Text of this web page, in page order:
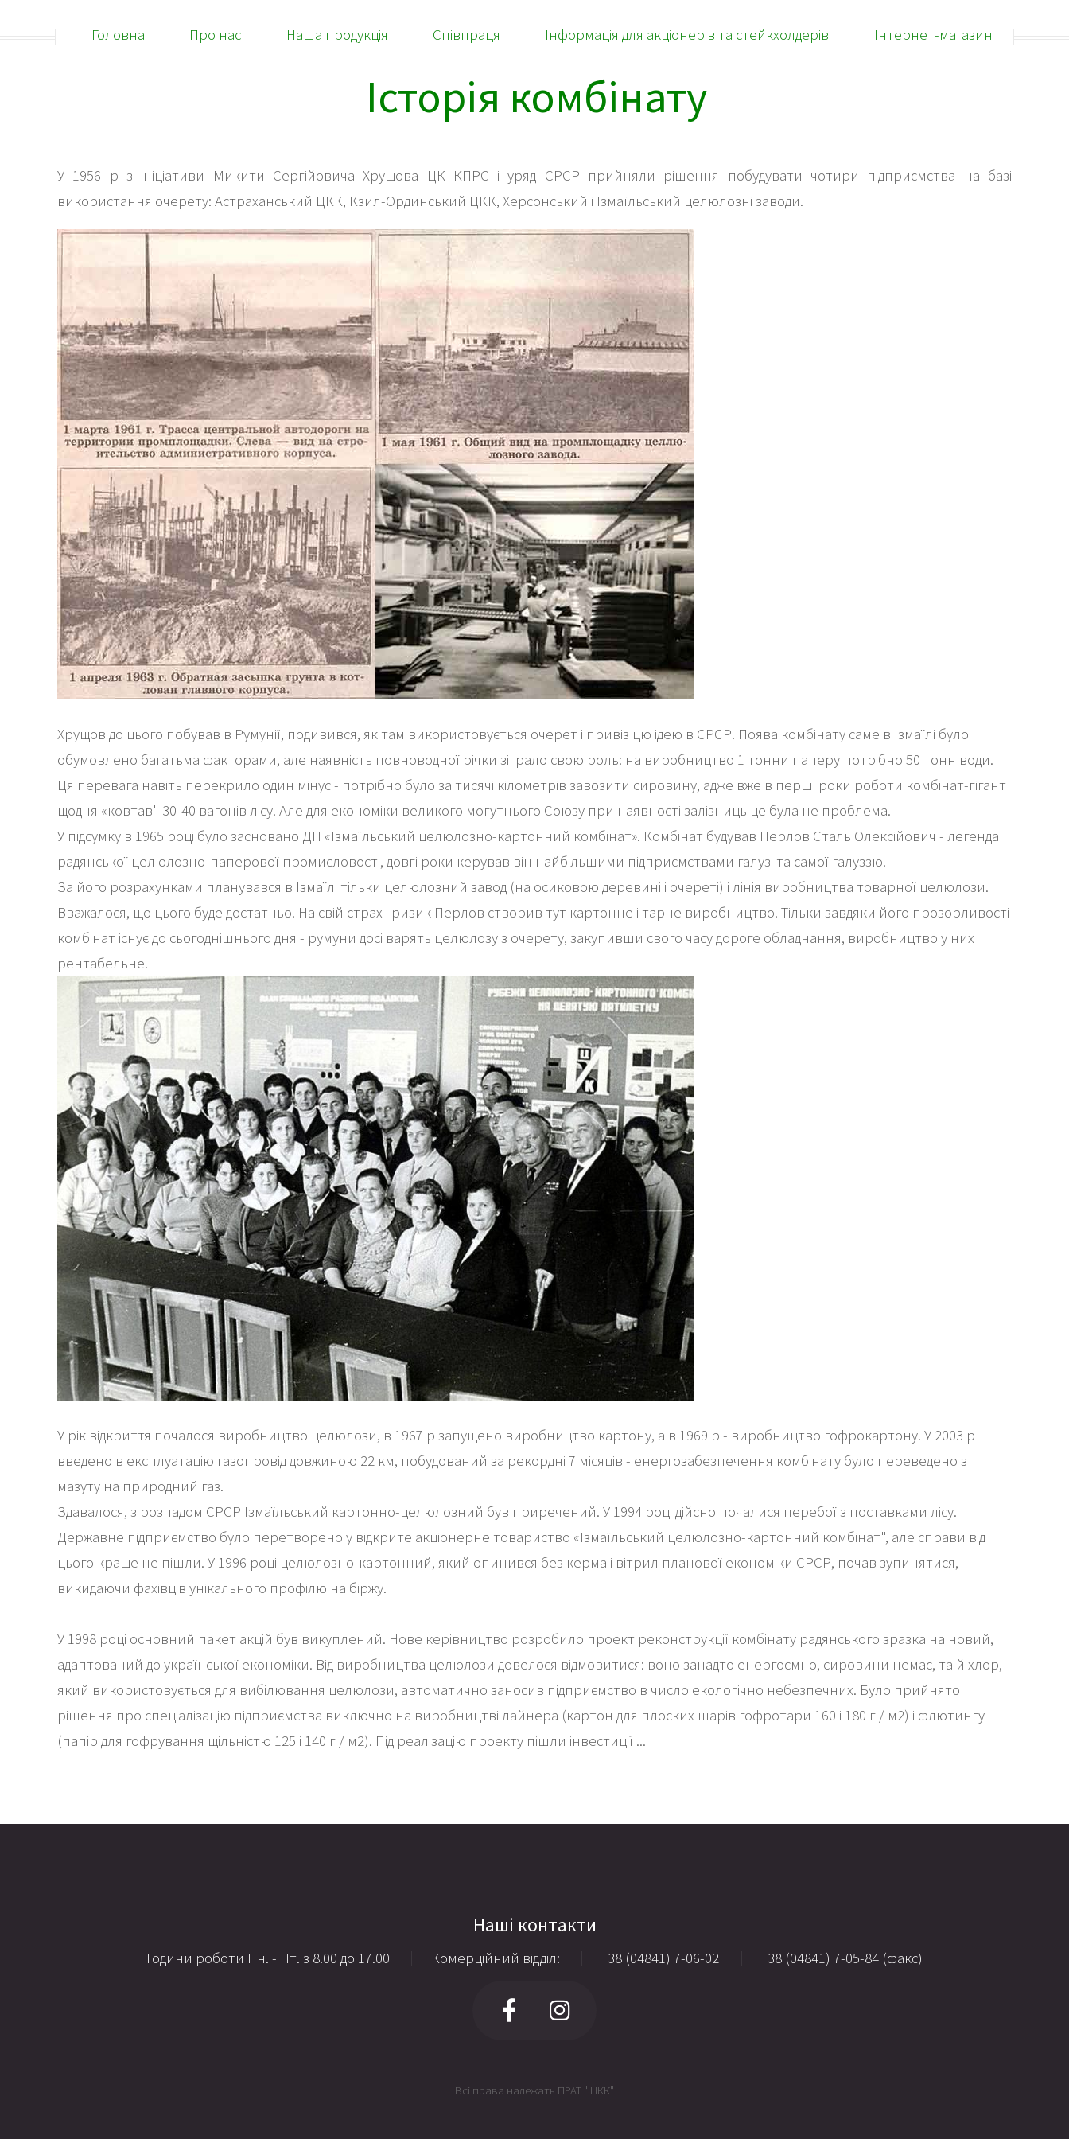
Історія комбінату
Головна Про нас Наша продукція Співпраця Інформація для акціонерів та стейкхолдерів Інтернет-магазин
У 1956 р з ініціативи Микити Сергійовича Хрущова ЦК КПРС і уряд СРСР прийняли рішення побудувати чотири підприємства на базі
використання очерету: Астраханський ЦКК, Кзил-Ординський ЦКК, Херсонський і Ізмаїльський целюлозні заводи.
Хрущов до цього побував в Румунії, подивився, як там використовується очерет і привіз цю ідею в СРСР. Поява комбінату саме в Ізмаїлі було
обумовлено багатьма факторами, але наявність повноводної річки зіграло свою роль: на виробництво 1 тонни паперу потрібно 50 тонн води.
Ця перевага навіть перекрило один мінус - потрібно було за тисячі кілометрів завозити сировину, адже вже в перші роки роботи комбінат-гігант
щодня «ковтав" 30-40 вагонів лісу. Але для економіки великого могутнього Союзу при наявності залізниць це була не проблема.
У підсумку в 1965 році було засновано ДП «Ізмаїльський целюлозно-картонний комбінат». Комбінат будував Перлов Сталь Олексійович - легенда
радянської целюлозно-паперової промисловості, довгі роки керував він найбільшими підприємствами галузі та самої галуззю.
За його розрахунками планувався в Ізмаїлі тільки целюлозний завод (на осиковою деревині і очереті) і лінія виробництва товарної целюлози.
Вважалося, що цього буде достатньо. На свій страх і ризик Перлов створив тут картонне і тарне виробництво. Тільки завдяки його прозорливості
комбінат існує до сьогоднішнього дня - румуни досі варять целюлозу з очерету, закупивши свого часу дороге обладнання, виробництво у них
рентабельне.
У рік відкриття почалося виробництво целюлози, в 1967 р запущено виробництво картону, а в 1969 р - виробництво гофрокартону. У 2003 р
введено в експлуатацію газопровід довжиною 22 км, побудований за рекордні 7 місяців - енергозабезпечення комбінату було переведено з
мазуту на природний газ.
Здавалося, з розпадом СРСР Ізмаїльський картонно-целюлозний був приречений. У 1994 році дійсно почалися перебої з поставками лісу.
Державне підприємство було перетворено у відкрите акціонерне товариство «Ізмаїльський целюлозно-картонний комбінат", але справи від
цього краще не пішли. У 1996 році целюлозно-картонний, який опинився без керма і вітрил планової економіки СРСР, почав зупинятися,
викидаючи фахівців унікального профілю на біржу.
У 1998 році основний пакет акцій був викуплений. Нове керівництво розробило проект реконструкції комбінату радянського зразка на новий,
адаптований до української економіки. Від виробництва целюлози довелося відмовитися: воно занадто енергоємно, сировини немає, та й хлор,
який використовується для вибілювання целюлози, автоматично заносив підприємство в число екологічно небезпечних. Було прийнято
рішення про спеціалізацію підприємства виключно на виробництві лайнера (картон для плоских шарів гофротари 160 і 180 г / м2) і флютингу
(папір для гофрування щільністю 125 і 140 г / м2). Під реалізацію проекту пішли інвестиції ...
Наші контакти
Години роботи Пн. - Пт. з 8.00 до 17.00 Комерційний відділ: +38 (04841) 7-06-02 +38 (04841) 7-05-84 (факс)
Всі права належать ПРАТ "ІЦКК"